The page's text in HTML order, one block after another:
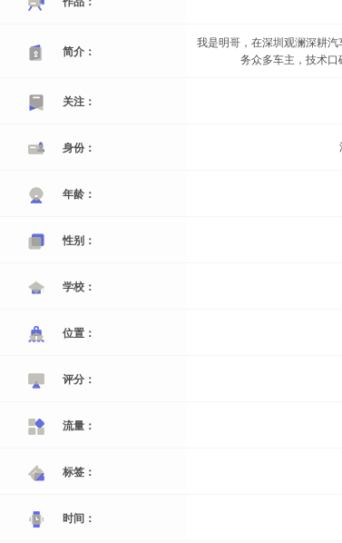
简介：
我是明哥，在深圳观澜深耕
务众多车主，技术
关注：
身份：
年龄：
性别：
学校：
位置：
评分：
流量：
标签：
时间：